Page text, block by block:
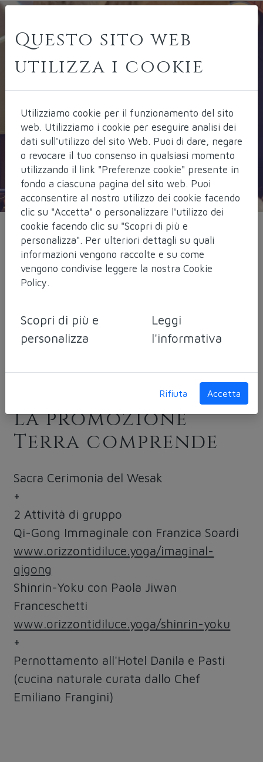
Promo Terra 3
Giorni
3 giorni da venerdì 5 a domenica 7
maggio 2023
Inclusive
La promozione
Terra comprende
Sacra Cerimonia del Wesak
+
2 Attività di gruppo
Qi-Gong Immaginale con Franzica Soardi
www.orizzontidiluce.yoga/imaginal-
qigong
Shinrin-Yoku con Paola Jiwan
Franceschetti
www.orizzontidiluce.yoga/shinrin-yoku
+
Pernottamento all'Hotel Danila e Pasti
(cucina naturale curata dallo Chef
Emiliano Frangini)
Questo sito web
utilizza i cookie
Utilizziamo cookie per il funzionamento del sito
web. Utilizziamo i cookie per eseguire analisi dei
dati sull'utilizzo del sito Web. Puoi di dare, negare
o revocare il tuo consenso in qualsiasi momento
utilizzando il link "Preferenze cookie" presente in
fondo a ciascuna pagina del sito web. Puoi
acconsentire al nostro utilizzo dei cookie facendo
clic su "Accetta" o personalizzare l'utilizzo dei
cookie facendo clic su "Scopri di più e
personalizza". Per ulteriori dettagli su quali
informazioni vengono raccolte e su come
vengono condivise leggere la nostra Cookie
Policy.
Scopri di più e
personalizza
Leggi
l'informativa
Rifiuta Accetta